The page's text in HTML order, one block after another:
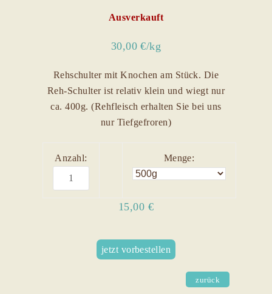
Ausverkauft
30,00 €/kg
Rehschulter mit Knochen am Stück. Die
Reh-Schulter ist relativ klein und wiegt nur
ca. 400g. (Rehfleisch erhalten Sie bei uns
nur Tiefgefroren)
Anzahl: Menge:
15,00 €
jetzt vorbestellen
zurück